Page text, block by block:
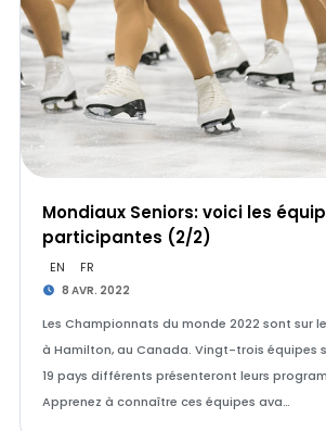
Mondiaux Seniors: voici les
participantes (2/2)
EN FR
8 AVR. 2022
Les Championnats du monde 2022 sont sur
à Hamilton, au Canada. Vingt-trois équipes
19 pays différents présenteront leurs
Apprenez à connaître ces équipes ava…